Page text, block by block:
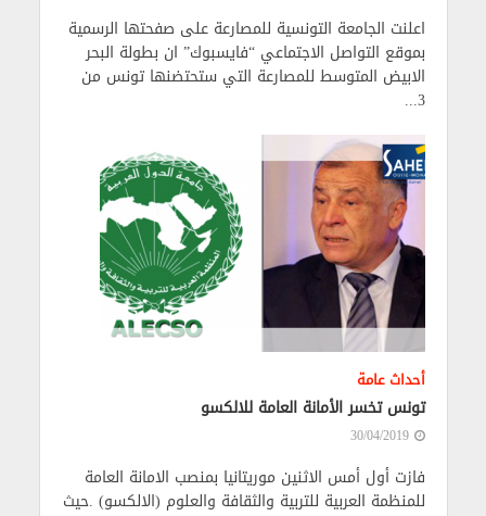
اعلنت الجامعة التونسية للمصارعة على صفحتها الرسمية
بموقع التواصل الاجتماعي “فايسبوك” ان بطولة البحر
الابيض المتوسط للمصارعة التي ستحتضنها تونس من
3...
أحداث عامة
تونس تخسر الأمانة العامة للالكسو
30/04/2019
فازت أول أمس الاثنين موريتانيا بمنصب الامانة العامة
للمنظمة العربية للتربية والثقافة والعلوم (الالكسو) .حيث